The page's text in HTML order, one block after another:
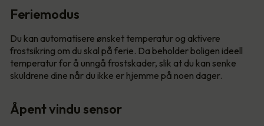
Feriemodus
Du kan automatisere ønsket temperatur og aktivere
frostsikring om du skal på ferie. Da beholder boligen ideell
temperatur for å unngå frostskader, slik at du kan senke
skuldrene dine når du ikke er hjemme på noen dager.
Åpent vindu sensor